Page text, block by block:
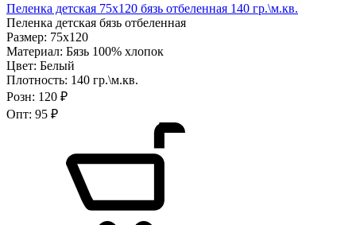
Пеленка детская 75х120 бязь отбеленная 140 гр.\м.кв.
Пеленка детская бязь отбеленная
Размер: 75х120
Материал: Бязь 100% хлопок
Цвет: Белый
Плотность: 140 гр.\м.кв.
Розн: 120 ₽
Опт: 95 ₽